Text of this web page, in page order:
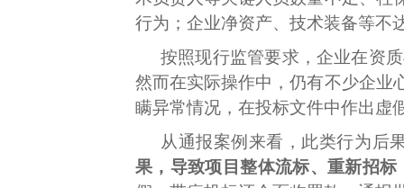
行为；企业净资产、技术装备等不
按照现行监管要求，企业在资
然而在实际操作中，仍有不少企业
瞒异常情况，在投标文件中作出虚
从通报案例来看，此类行为后
果，导致项目整体流标、重新招